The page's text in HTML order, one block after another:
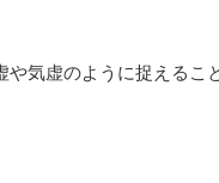
気虚のように捉えるこ